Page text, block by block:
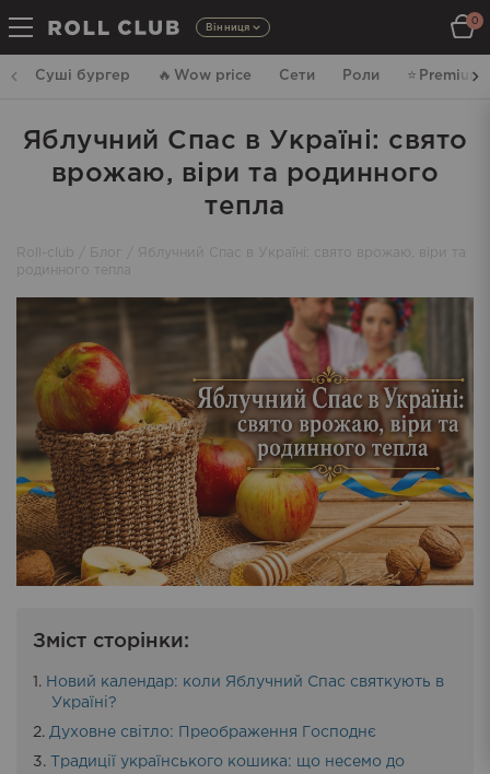
Вінниця
0
Суші бургер 🔥 Wow price Сети Роли ⭐️ Premium
Яблучний Спас в Україні: свято
врожаю, віри та родинного
тепла
Roll-club Блог
Яблучний Спас в Україні: свято врожаю, віри та
родинного тепла
Зміст сторінки:
Новий календар: коли Яблучний Спас святкують в
Україні?
Духовне світло: Преображення Господнє
Традиції українського кошика: що несемо до